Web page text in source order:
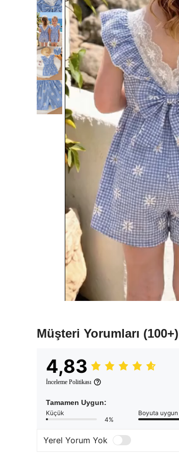
Müşteri Yorumları (100+)
4,83
İnceleme Politikası
Tamamen Uygun:
Küçük
4%
Boyuta uygun
Yerel Yorum Yok